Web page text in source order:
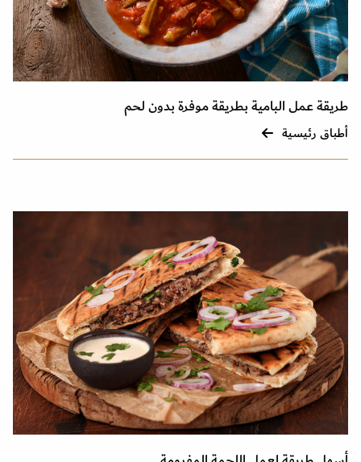
طريقة عمل البامية بطريقة موفرة بدون لحم
أطباق رئيسية